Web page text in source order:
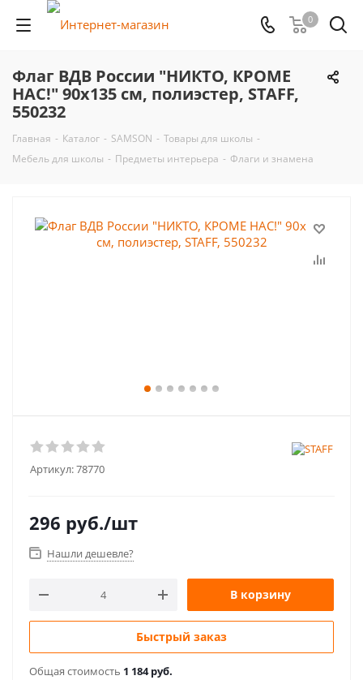
0
Флаг ВДВ России "НИКТО, КРОМЕ
НАС!" 90х135 см, полиэстер, STAFF,
550232
Главная - Каталог - SAMSON - Товары для школы -
Мебель для школы - Предметы интерьера - Флаги и знамена
Артикул:78770
296 руб./шт
Нашли дешевле?
В корзину
Быстрый заказ
Общая стоимость 1 184 руб.